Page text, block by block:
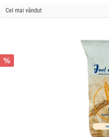
%